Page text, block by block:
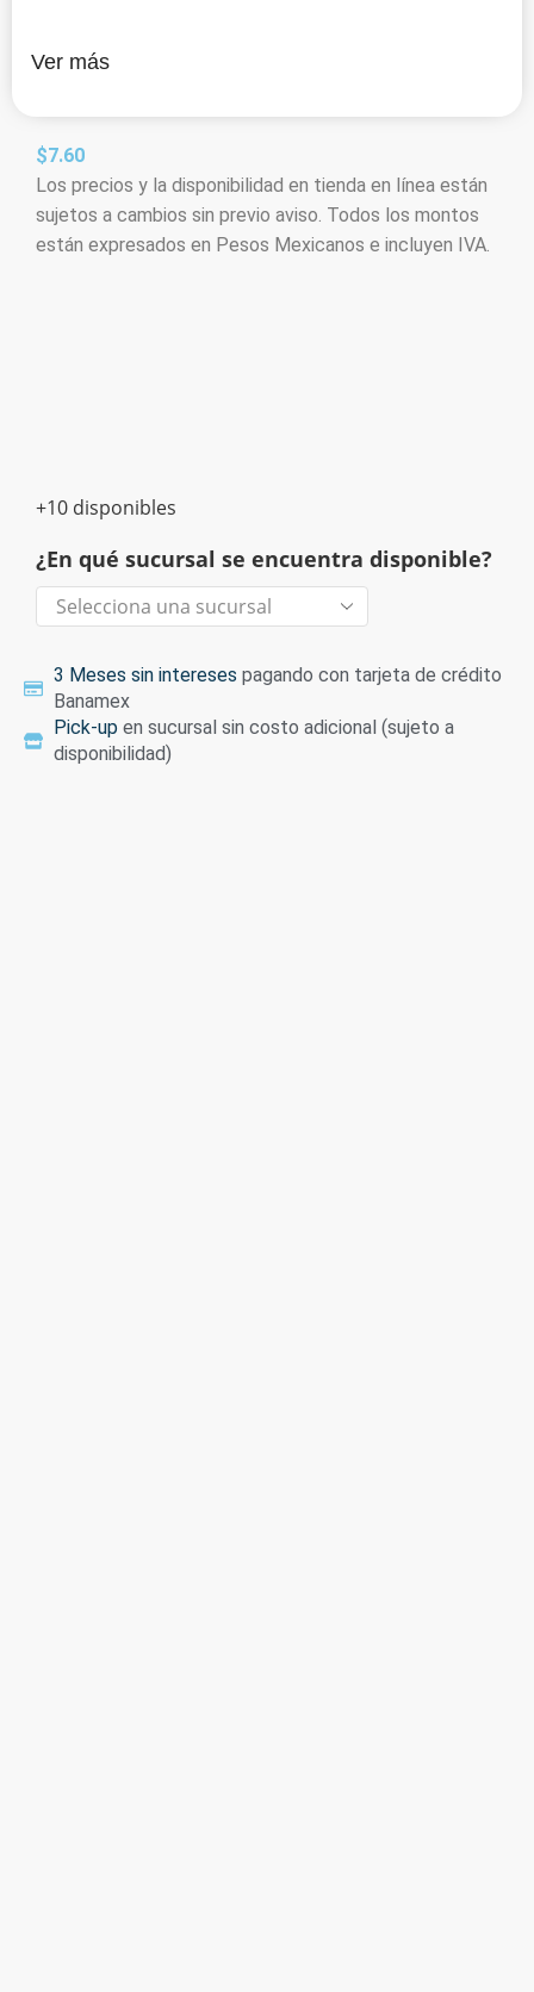
Ver más
$7.60
Los precios y la disponibilidad en tienda en línea están
sujetos a cambios sin previo aviso. Todos los montos
están expresados en Pesos Mexicanos e incluyen IVA.
+10 disponibles
¿En qué sucursal se encuentra disponible?
3 Meses sin intereses pagando con tarjeta de crédito
Banamex
Pick-up en sucursal sin costo adicional (sujeto a
disponibilidad)